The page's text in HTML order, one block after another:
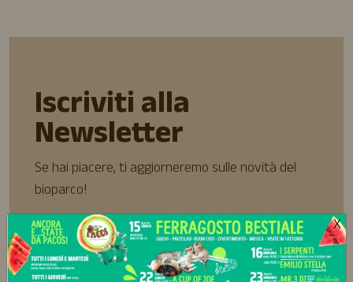
X
Iscriviti alla
Newsletter
Se hai piacere, ti aggiorneremo sulle novità del
bioparco!